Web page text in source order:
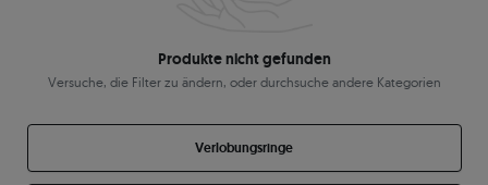
Produkte nicht gefunden
Versuche, die Filter zu ändern, oder durchsuche andere Kategorien
Verlobungsringe